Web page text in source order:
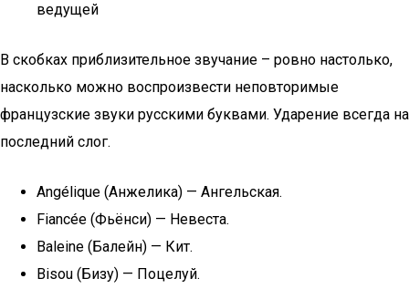
ведущей
В скобках приблизительное звучание – ровно настолько,
насколько можно воспроизвести неповторимые
французские звуки русскими буквами. Ударение всегда на
последний слог.
Angélique (Анжелика) — Ангельская.
Fiancée (Фьёнси) — Невеста.
Baleine (Балейн) — Кит.
Bisou (Бизу) — Поцелуй.